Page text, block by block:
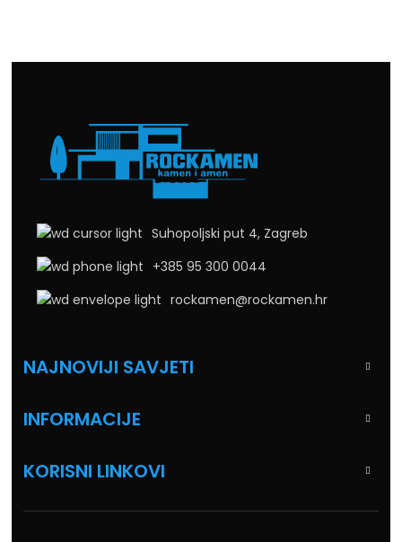
Suhopoljski put 4, Zagreb
+385 95 300 0044
rockamen@rockamen.hr
NAJNOVIJI SAVJETI
INFORMACIJE
KORISNI LINKOVI